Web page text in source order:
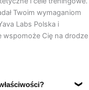
Twoim wymaganiom
Labs Polska i
wspomoże Cię na drodze